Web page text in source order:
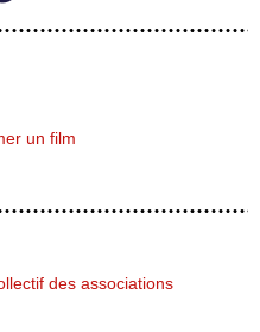
un film
des associations